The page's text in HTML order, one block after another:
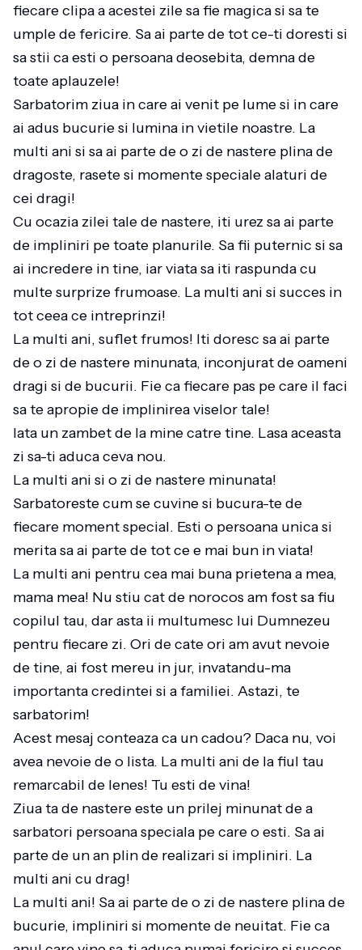
fiecare clipa a acestei zile sa fie magica si sa te
umple de fericire. Sa ai parte de tot ce-ti doresti si
sa stii ca esti o persoana deosebita, demna de
toate aplauzele!
Sarbatorim ziua in care ai venit pe lume si in care
ai adus bucurie si lumina in vietile noastre. La
multi ani si sa ai parte de o zi de nastere plina de
dragoste, rasete si momente speciale alaturi de
cei dragi!
Cu ocazia zilei tale de nastere, iti urez sa ai parte
de impliniri pe toate planurile. Sa fii puternic si sa
ai incredere in tine, iar viata sa iti raspunda cu
multe surprize frumoase. La multi ani si succes in
tot ceea ce intreprinzi!
La multi ani, suflet frumos! Iti doresc sa ai parte
de o zi de nastere minunata, inconjurat de oameni
dragi si de bucurii. Fie ca fiecare pas pe care il faci
sa te apropie de implinirea viselor tale!
Iata un zambet de la mine catre tine. Lasa aceasta
zi sa-ti aduca ceva nou.
La multi ani si o zi de nastere minunata!
Sarbatoreste cum se cuvine si bucura-te de
fiecare moment special. Esti o persoana unica si
merita sa ai parte de tot ce e mai bun in viata!
La multi ani pentru cea mai buna prietena a mea,
mama mea! Nu stiu cat de norocos am fost sa fiu
copilul tau, dar asta ii multumesc lui Dumnezeu
pentru fiecare zi. Ori de cate ori am avut nevoie
de tine, ai fost mereu in jur, invatandu-ma
importanta credintei si a familiei. Astazi, te
sarbatorim!
Acest mesaj conteaza ca un cadou? Daca nu, voi
avea nevoie de o lista. La multi ani de la fiul tau
remarcabil de lenes! Tu esti de vina!
Ziua ta de nastere este un prilej minunat de a
sarbatori persoana speciala pe care o esti. Sa ai
parte de un an plin de realizari si impliniri. La
multi ani cu drag!
La multi ani! Sa ai parte de o zi de nastere plina de
bucurie, impliniri si momente de neuitat. Fie ca